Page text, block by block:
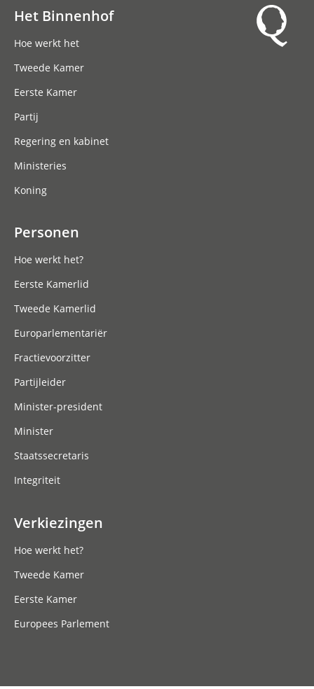
Het Binnenhof
Hoe werkt het
Tweede Kamer
Eerste Kamer
Partij
Regering en kabinet
Ministeries
Koning
Personen
Hoe werkt het?
Eerste Kamerlid
Tweede Kamerlid
Europarlementariër
Fractievoorzitter
Partijleider
Minister-president
Minister
Staatssecretaris
Integriteit
Verkiezingen
Hoe werkt het?
Tweede Kamer
Eerste Kamer
Europees Parlement